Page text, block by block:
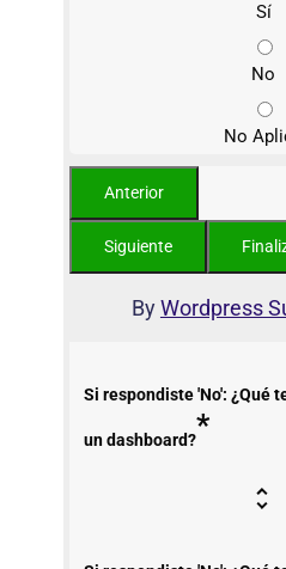
Sí
No
No
ByWordpress
Si respondiste 'No': ¿Qué
un dashboard?*